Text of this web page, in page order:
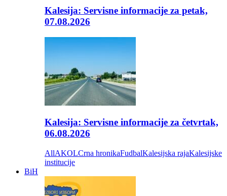
Kalesija: Servisne informacije za petak,
07.08.2026
Kalesija: Servisne informacije za četvrtak,
06.08.2026
AllAKOLCrna hronikaFudbalKalesijska rajaKalesijske
institucije
BiH